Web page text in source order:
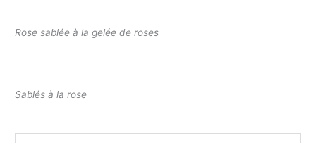
Rose sablée à la gelée de roses
Sablés à la rose